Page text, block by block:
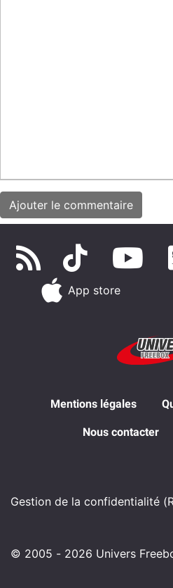
App store
Mentions légales
Nous contacter
Gestion de la confidentialité
© 2005 - 2026 Univers